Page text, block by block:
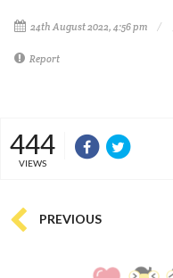
24th August 2022, 4:56 pm
Report
444
VIEWS
PREVIOUS